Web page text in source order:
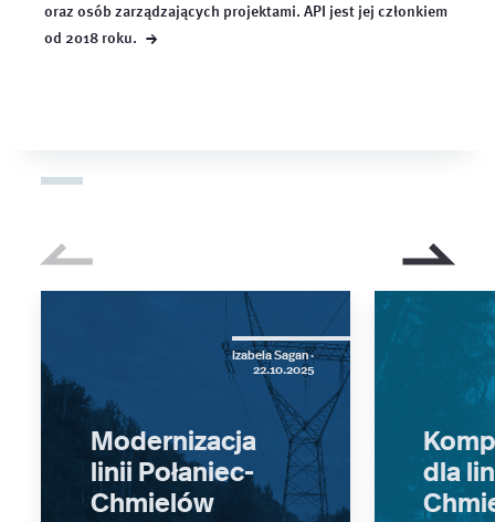
oraz osób zarządzających projektami. API jest jej członkiem
od 2018 roku. →
Izabela Sagan ·
22.10.2025
Modernizacja
linii Połaniec-
Chmielów
dla